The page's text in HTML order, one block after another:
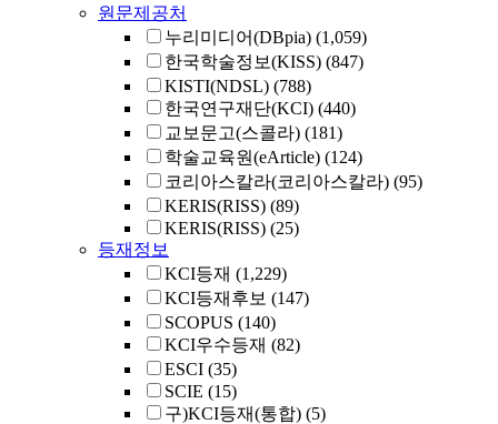
원문제공처
누리미디어(DBpia) (1,059)
한국학술정보(KISS) (847)
KISTI(NDSL) (788)
한국연구재단(KCI) (440)
교보문고(스콜라) (181)
학술교육원(eArticle) (124)
코리아스칼라(코리아스칼라) (95)
KERIS(RISS) (89)
KERIS(RISS) (25)
등재정보
KCI등재 (1,229)
KCI등재후보 (147)
SCOPUS (140)
KCI우수등재 (82)
ESCI (35)
SCIE (15)
구)KCI등재(통합) (5)